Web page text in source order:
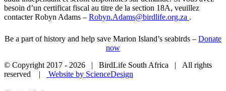
besoin d’un certificat fiscal au titre de la section 18A, veuillez
contacter Robyn Adams – Robyn.Adams@birdlife.org.za .
Be a part of history and help save Marion Island’s seabirds – Donate
now
© Copyright 2017 - 2026 | BirdLife South Africa | All rights
reserved |
Website by ScienceDesign